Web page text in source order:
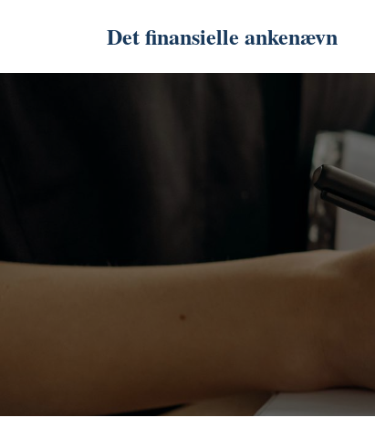
Det finansielle ankenævn